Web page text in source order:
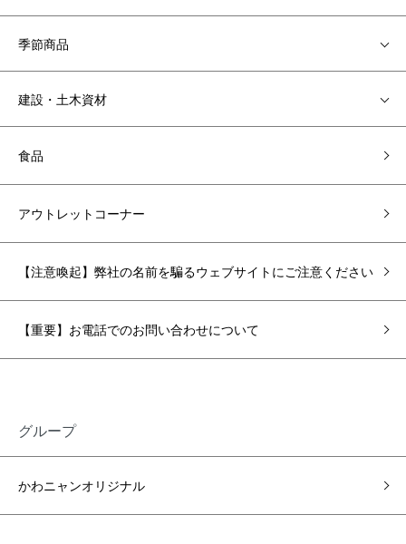
季節商品
建設・土木資材
食品
アウトレットコーナー
【注意喚起】弊社の名前を騙るウェブサイトにご注意ください
【重要】お電話でのお問い合わせについて
グループ
かわニャンオリジナル